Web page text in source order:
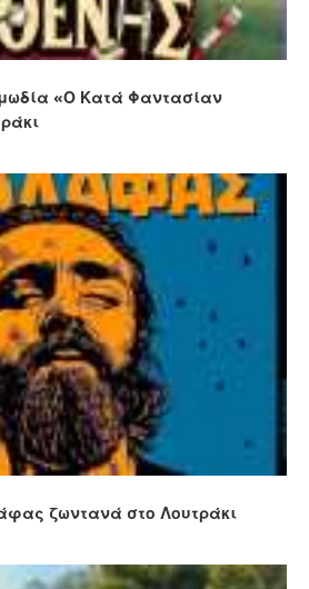
«Ο Κατά Φαντασίαν
ζωντανά στο Λουτράκι